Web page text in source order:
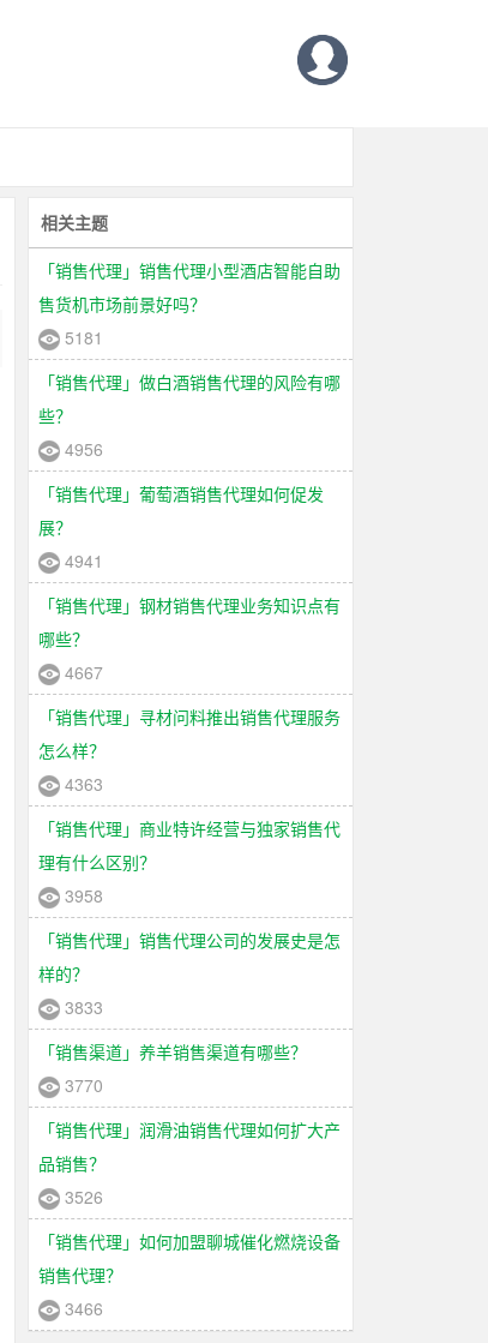
相关主题
「销售代理」销售代理小型酒店智能自助
售货机市场前景好吗？
5181
「销售代理」做白酒销售代理的风险有哪
些？
4956
「销售代理」葡萄酒销售代理如何促发
展？
4941
「销售代理」钢材销售代理业务知识点有
哪些？
4667
「销售代理」寻材问料推出销售代理服务
怎么样？
4363
「销售代理」商业特许经营与独家销售代
理有什么区别？
3958
「销售代理」销售代理公司的发展史是怎
样的？
3833
「销售渠道」养羊销售渠道有哪些？
3770
「销售代理」润滑油销售代理如何扩大产
品销售？
3526
「销售代理」如何加盟聊城催化燃烧设备
销售代理？
3466